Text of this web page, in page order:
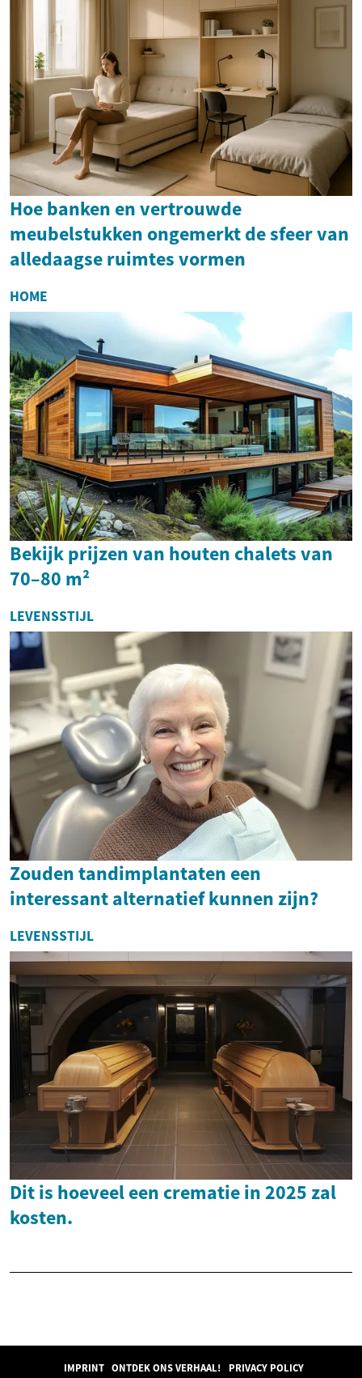
Hoe banken en vertrouwde
meubelstukken ongemerkt de sfeer van
alledaagse ruimtes vormen
HOME
Bekijk prijzen van houten chalets van
70–80 m²
LEVENSSTIJL
Zouden tandimplantaten een
interessant alternatief kunnen zijn?
LEVENSSTIJL
Dit is hoeveel een crematie in 2025 zal
kosten.
IMPRINT ONTDEK ONS VERHAAL! PRIVACY POLICY